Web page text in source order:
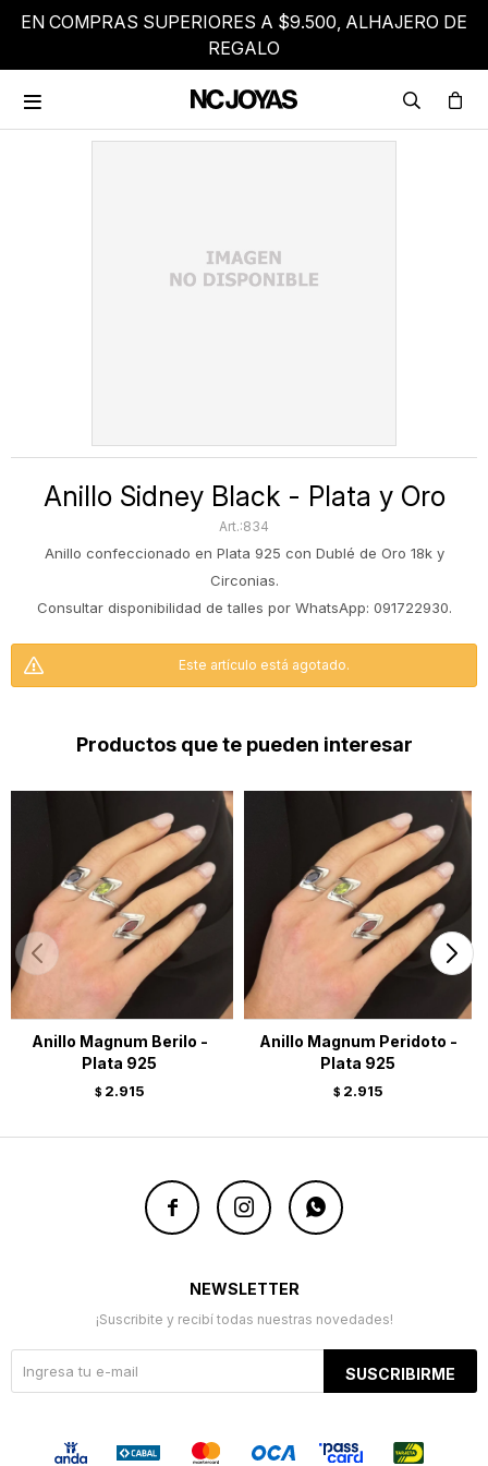
EN COMPRAS SUPERIORES A $9.500, ALHAJERO DE
REGALO

Anillo Sidney Black - Plata y Oro
834
Anillo confeccionado en Plata 925 con Dublé de Oro 18k y
Circonias.
Consultar disponibilidad de talles por WhatsApp: 091722930.
Este artículo está agotado.
Productos que te pueden interesar
Anillo Magnum Berilo -
Plata 925
$ 2.915
Anillo Magnum Peridoto -
Plata 925
$ 2.915
  
NEWSLETTER
¡Suscribite y recibí todas nuestras novedades!
SUSCRIBIRME